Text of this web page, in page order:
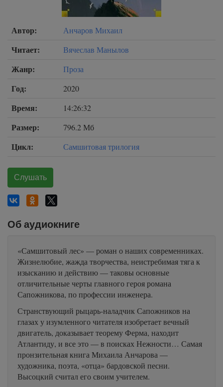
Автор: Анчаров Михаил
Читает: Вячеслав Манылов
Жанр: Проза
Год: 2020
Время: 14:26:32
Размер: 796.2 Мб
Цикл: Самшитовая трилогия
Слушать
Об аудиокниге
«Самшитовый лес» — роман о наших современниках.
Жизнелюбие, жажда творчества, неистребимая тяга к
изысканию и действию — таковы основные
отличительные черты главного героя романа
Сапожникова, по профессии инженера.
Странствующий рыцарь-наладчик Сапожников на
глазах у изумленного читателя изобретает вечный
двигатель, доказывает теорему Ферма, находит
Атлантиду, и все это — в поисках Нежности… Самая
пронзительная книга Михаила Анчарова —
художника, поэта, «отца» бардовской песни.
Высоцкий считал его своим учителем.